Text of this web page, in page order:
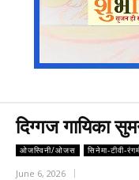
दिग्गज गायिका
ओजस्विनी/ओजस सिनेमा-टीवी-
June 6, 2026